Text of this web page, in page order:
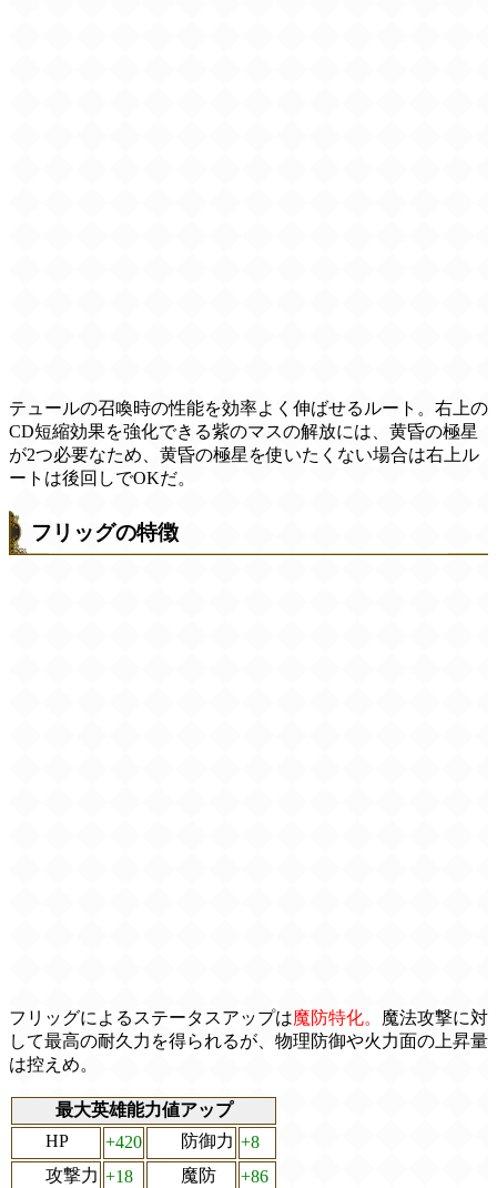
テュールの召喚時の性能を効率よく伸ばせるルート。右上の
CD短縮効果を強化できる紫のマスの解放には、黄昏の極星
が2つ必要なため、黄昏の極星を使いたくない場合は右上ル
ートは後回しでOKだ。
フリッグの特徴
フリッグによるステータスアップは魔防特化。 魔法攻撃に対
して最高の耐久力を得られるが、物理防御や火力面の上昇量
は控えめ。
最大英雄能力値アップ
HP
+420 防御力 +8
攻撃力 +18 魔防
+86